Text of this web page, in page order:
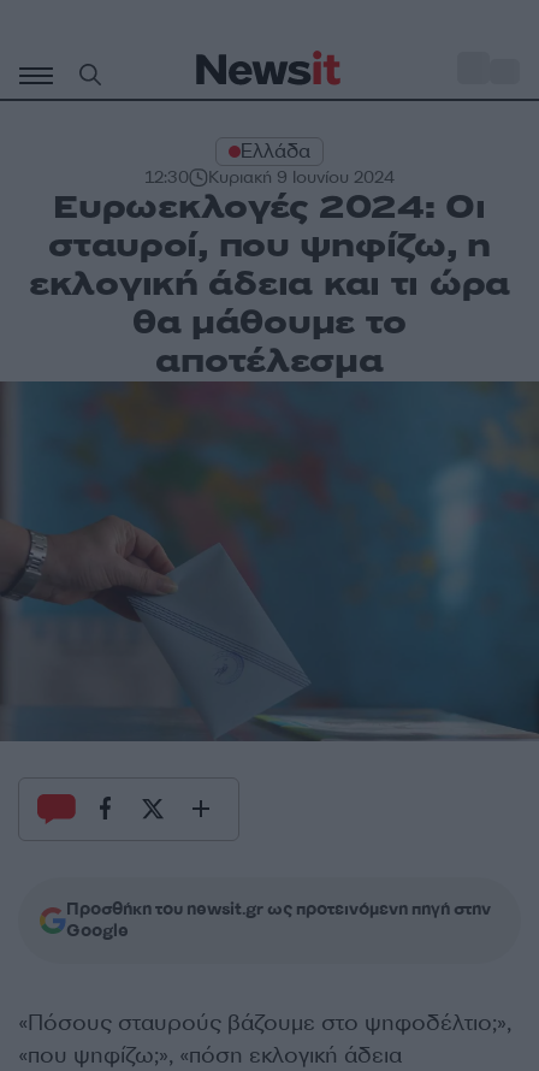
περιεχόμενο
Ελλάδα
12:30 Κυριακή 9 Ιουνίου 2024
Ευρωεκλογές 2024: Οι
σταυροί, που ψηφίζω, η
εκλογική άδεια και τι ώρα
θα μάθουμε το
αποτέλεσμα
Προσθήκη του newsit.gr ως προτεινόμενη πηγή στην
Google
«Πόσους σταυρούς βάζουμε στο ψηφοδέλτιο;»,
«που ψηφίζω;», «πόση εκλογική άδεια